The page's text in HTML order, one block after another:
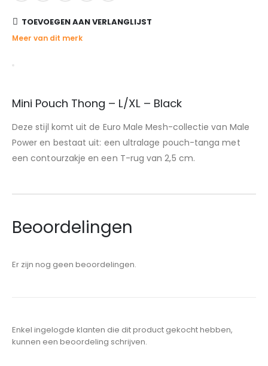
TOEVOEGEN AAN VERLANGLIJST
Meer van dit merk
Mini Pouch Thong – L/XL – Black
Deze stijl komt uit de Euro Male Mesh-collectie van Male
Power en bestaat uit: een ultralage pouch-tanga met
een contourzakje en een T-rug van 2,5 cm.
Beoordelingen
Er zijn nog geen beoordelingen.
Enkel ingelogde klanten die dit product gekocht hebben,
kunnen een beoordeling schrijven.